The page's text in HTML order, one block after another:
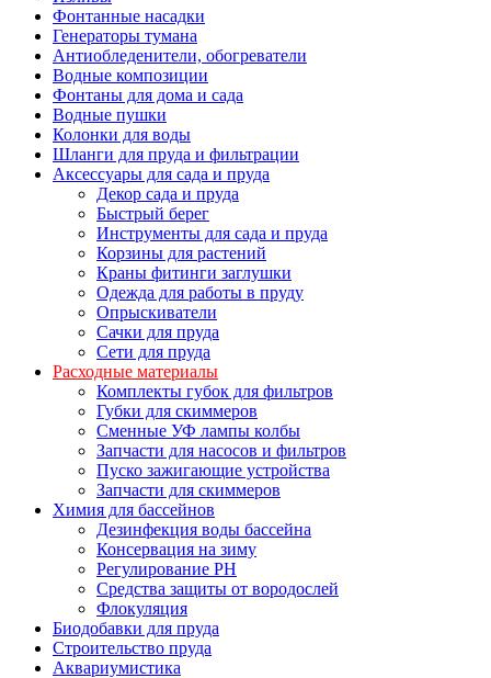
Фонтанные насадки
Генераторы тумана
Антиобледенители, обогреватели
Водные композиции
Фонтаны для дома и сада
Водные пушки
Колонки для воды
Шланги для пруда и фильтрации
Аксессуары для сада и пруда
Декор сада и пруда
Быстрый берег
Инструменты для сада и пруда
Корзины для растений
Краны фитинги заглушки
Одежда для работы в пруду
Опрыскиватели
Сачки для пруда
Сети для пруда
Расходные материалы
Комплекты губок для фильтров
Губки для скиммеров
Сменные УФ лампы колбы
Запчасти для насосов и фильтров
Пуско зажигающие устройства
Запчасти для скиммеров
Химия для бассейнов
Дезинфекция воды бассейна
Консервация на зиму
Регулирование PH
Средства защиты от вородослей
Флокуляция
Биодобавки для пруда
Строительство пруда
Аквариумистика